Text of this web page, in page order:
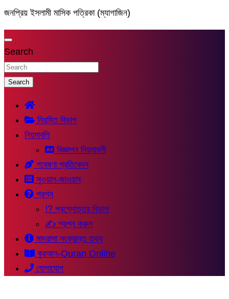
জনপ্রিয় ইসলামী মাসিক পত্রিকা (ম্যাগাজিন)
Search
Search
নিয়মিত বিভাগ
নিয়মাবলি
বিজ্ঞাপন নিয়মাবলী
গবেষণা প্রতিবেদন
সুওয়াল-জাওয়াব
প্রশ্ন
⁉ প্রশ্নোত্তর বিভাগ
✍ প্রশ্ন করুন
মাদরাসা সংক্রান্ত তথ্য
কুরআন-Quran Online
যোগাযোগ